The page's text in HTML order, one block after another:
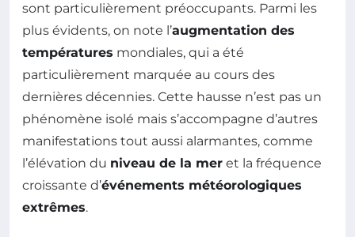
sont particulièrement préoccupants. Parmi les
plus évidents, on note l’augmentation des
températures mondiales, qui a été
particulièrement marquée au cours des
dernières décennies. Cette hausse n’est pas un
phénomène isolé mais s’accompagne d’autres
manifestations tout aussi alarmantes, comme
l’élévation du niveau de la mer et la fréquence
croissante d’événements météorologiques
extrêmes.